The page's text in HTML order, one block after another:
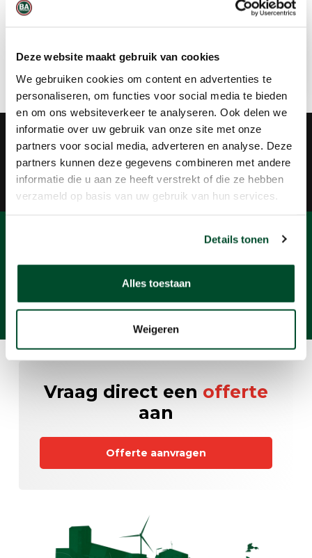
Deze website maakt gebruik van cookies
We gebruiken cookies om content en advertenties te
personaliseren, om functies voor social media te bieden
en om ons websiteverkeer te analyseren. Ook delen we
informatie over uw gebruik van onze site met onze
partners voor social media, adverteren en analyse. Deze
partners kunnen deze gegevens combineren met andere
informatie die u aan ze heeft verstrekt of die ze hebben
verzameld op basis van uw gebruik van hun services.
Details tonen
Alles toestaan
Weigeren
Groot assortiment
Plezier, veiligheid en gezondheid
Verhuur, verkoop en onderhoud
Weet u nog niet welkartikel
u precies nodig heeft?
Vraag direct een offerte
aan
Offerte aanvragen